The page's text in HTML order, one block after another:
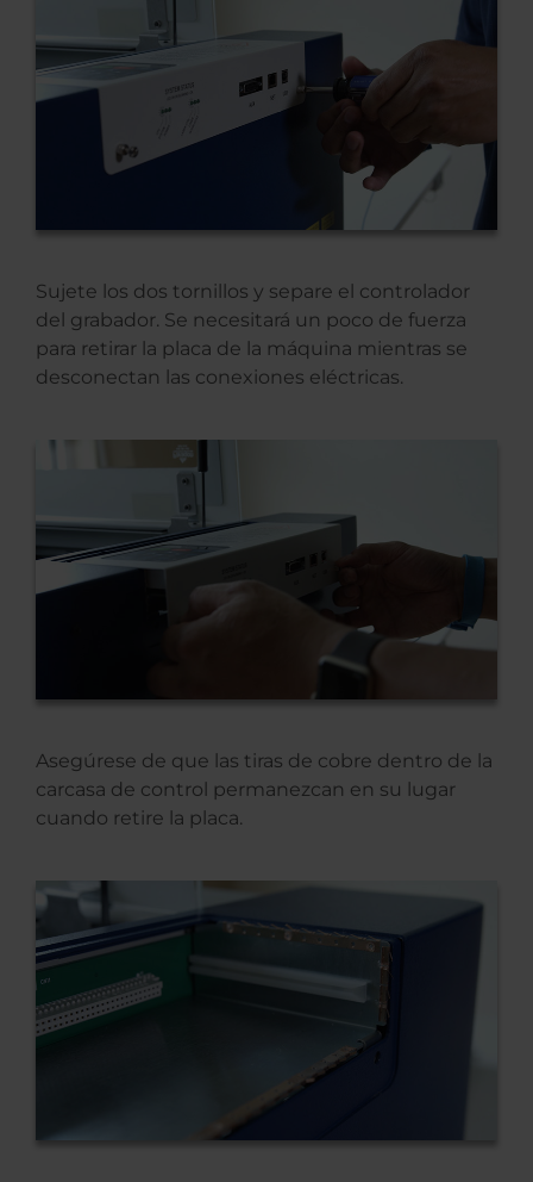
Sujete los dos tornillos y separe el controlador
del grabador. Se necesitará un poco de fuerza
para retirar la placa de la máquina mientras se
desconectan las conexiones eléctricas.
Asegúrese de que las tiras de cobre dentro de la
carcasa de control permanezcan en su lugar
cuando retire la placa.